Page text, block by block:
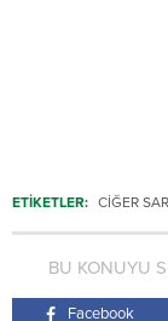
ETİKETLER: CIĞER
BU KONUYU
Facebook